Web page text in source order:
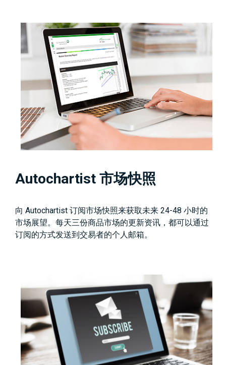
Autochartist 市场快照
向 Autochartist 订阅市场快照来获取未来 24-48 小时的
市场展望。每天三份商品市场的更新资讯，都可以通过
订阅的方式发送到交易者的个人邮箱。